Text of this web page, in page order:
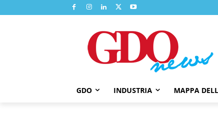
GDO INDUSTRIA MAPPA